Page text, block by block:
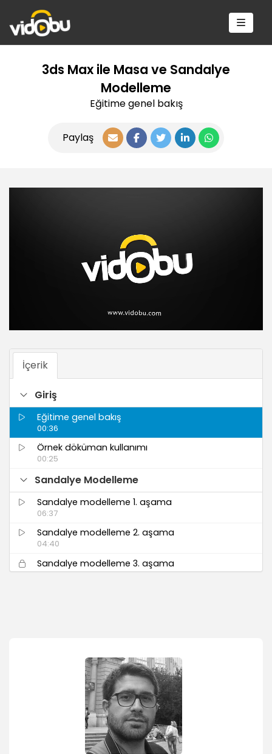
3ds Max ile Masa ve Sandalye
Modelleme
Eğitime genel bakış
Paylaş
İçerik
Giriş
Eğitime genel bakış
00:36
Örnek döküman kullanımı
00:25
Sandalye Modelleme
Sandalye modelleme 1. aşama
06:37
Sandalye modelleme 2. aşama
04:40
Sandalye modelleme 3. aşama
05:33
Masa modelleme 2. aşama
Masa modelleme 3. aşama
Masa modelleme 4. aşama